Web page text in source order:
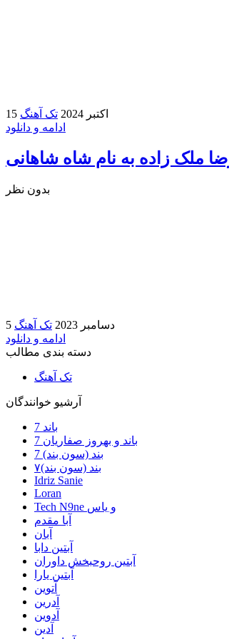
15 اکتبر 2024
تک آهنگ
ادامه و دانلود
ملک زاده به نام شاه شاهانی
بدون نظر
5 دسامبر 2023
تک آهنگ
ادامه و دانلود
دسته بندی مطالب
تک آهنگ
آرشیو خوانندگان
7 باند
7 باند و بهروز صفاریان
7 بند (سون بند)
۷بند (سون بند)
Idriz Sanie
Loran
Tech N9ne و یاس
آبا مقدم
آبان
آبتین دابا
آبتین روحبخش داوران
آبتین یارا
آتوین
آدرین
آدوین
آدین